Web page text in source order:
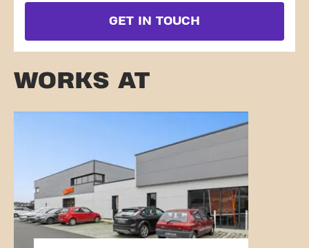
GET IN TOUCH
WORKS AT